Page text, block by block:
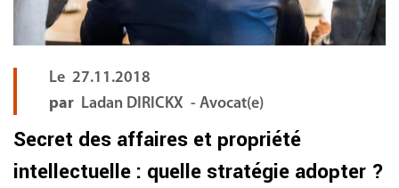
Le 27.11.2018
par Ladan DIRICKX - Avocat(e)
Secret des affaires et propriété
intellectuelle : quelle stratégie adopter ?